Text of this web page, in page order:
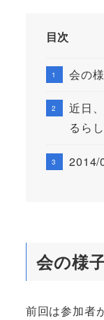
目次
会の
近日
るら
2014/
会の様
前回は参加者